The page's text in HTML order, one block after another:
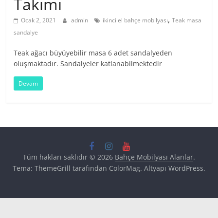
Ocak 2, 2021 admin ikinci el bahçe mobilyası,Teak masa
sandalye
Teak ağacı büyüyebilir masa 6 adet sandalyeden
oluşmaktadır. Sandalyeler katlanabilmektedir
Devam
Tüm hakları saklıdır © 2026 Bahçe Mobilyası Alanlar.
Tema: ThemeGrill tarafından ColorMag. Altyapı WordPress.